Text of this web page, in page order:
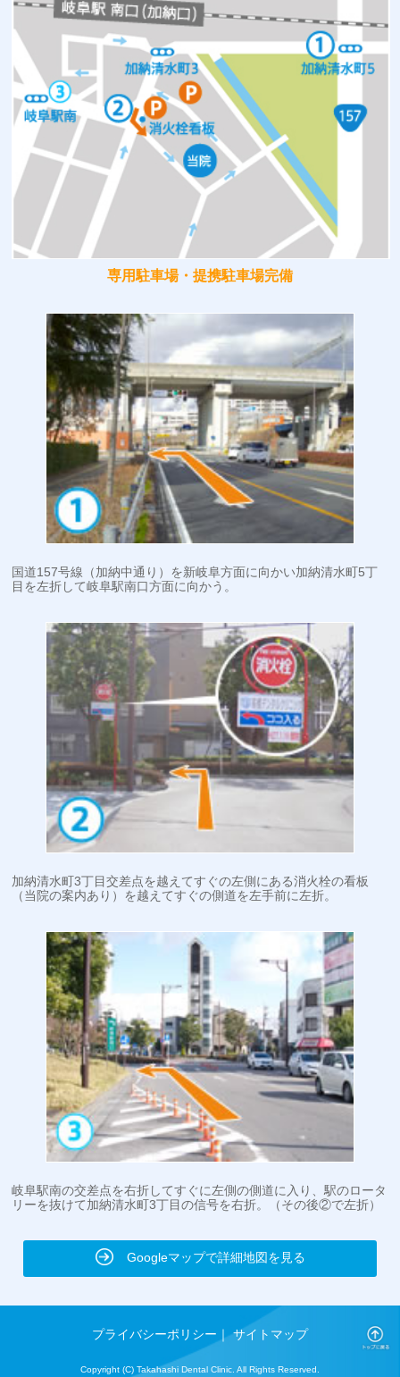
専用駐車場・提携駐車場完備
国道157号線（加納中通り）を新岐阜方面に向かい加納清水町5丁
目を左折して岐阜駅南口方面に向かう。
加納清水町3丁目交差点を越えてすぐの左側にある消火栓の看板
（当院の案内あり）を越えてすぐの側道を左手前に左折。
岐阜駅南の交差点を右折してすぐに左側の側道に入り、駅のロータ
リーを抜けて加納清水町3丁目の信号を右折。（その後②で左折）
Googleマップで詳細地図を見る
プライバシーポリシー ｜ サイトマップ
Copyright (C) Takahashi Dental Clinic. All Rights Reserved.